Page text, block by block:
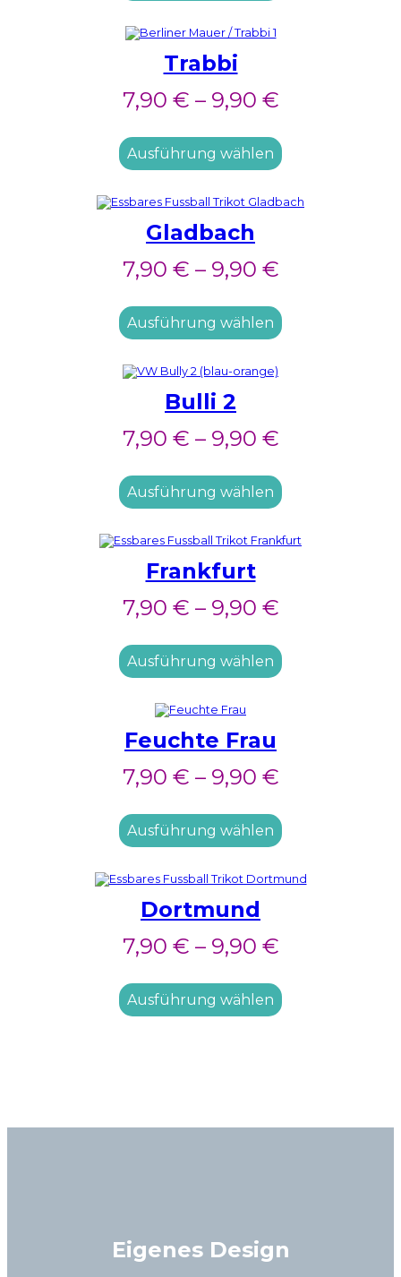
Trabbi
7,90 € – 9,90 €
Ausführung wählen
Gladbach
7,90 € – 9,90 €
Ausführung wählen
Bulli 2
7,90 € – 9,90 €
Ausführung wählen
Frankfurt
7,90 € – 9,90 €
Ausführung wählen
Feuchte Frau
7,90 € – 9,90 €
Ausführung wählen
Dortmund
7,90 € – 9,90 €
Ausführung wählen
Eigenes Design